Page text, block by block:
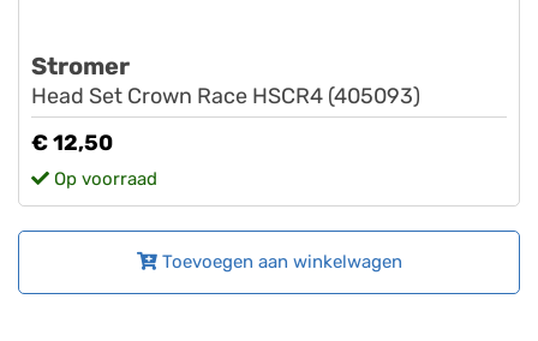
Stromer
Head Set Crown Race HSCR4 (405093)
€ 12,50
Op voorraad
Toevoegen aan winkelwagen